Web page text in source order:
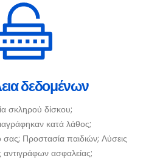
δεδομένων
σκληρού δίσκου;
κατά λάθος;
Προστασία παιδιών; Λύσεις
αντιγράφων ασφαλείας;